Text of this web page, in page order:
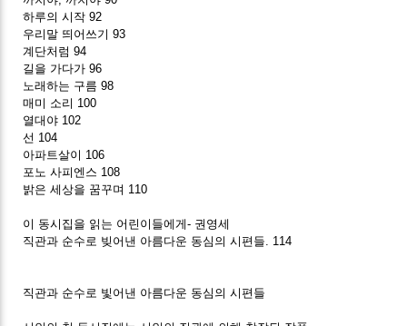
하루의 시작 92
우리말 띄어쓰기 93
계단처럼 94
길을 가다가 96
노래하는 구름 98
매미 소리 100
열대야 102
선 104
아파트살이 106
포노 사피엔스 108
밝은 세상을 꿈꾸며 110
이 동시집을 읽는 어린이들에게- 권영세
직관과 순수로 빚어낸 아름다운 동심의 시편들. 114
직관과 순수로 빛어낸 아름다운 동심의 시편들